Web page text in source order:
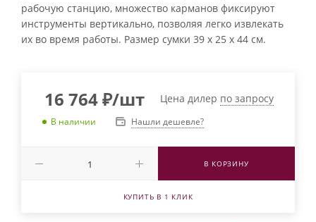
рабочую станцию, множество карманов фиксируют
инструменты вертикально, позволяя легко извлекать
их во время работы. Размер сумки 39 х 25 х 44 см.
16 764₽/шт Цена дилер по запросу
В наличии Нашли дешевле?
В КОРЗИНУ
КУПИТЬ В 1 КЛИК